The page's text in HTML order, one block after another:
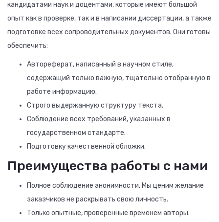
кандидатами наук и доцентами, которые имеют большой
опыт как в проверке, так и в написании диссертации, а также
подготовке всех сопроводительных документов. Они готовы
обеспечить:
Автореферат, написанный в научном стиле,
содержащий только важную, тщательно отобранную в
работе информацию.
Строго выдержанную структуру текста.
Соблюдение всех требований, указанных в
государственном стандарте.
Подготовку качественной обложки.
Преимущества работы с нами
Полное соблюдение анонимности. Мы ценим желание
заказчиков не раскрывать свою личность.
Только опытные, проверенные временем авторы.